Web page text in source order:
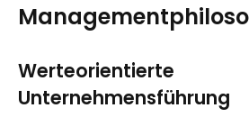
Werteorientierte
Unternehmensführung